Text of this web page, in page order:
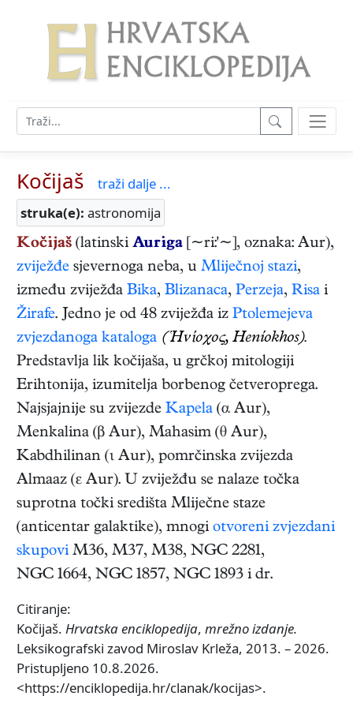
Kočijaš
traži dalje ...
struka(e): astronomija
Kočijaš (latinski Auriga [∼ri:'∼], oznaka: Aur),
zviježđe sjevernoga neba, u Mliječnoj stazi,
između zviježđa Bika, Blizanaca, Perzeja, Risa i
Žirafe. Jedno je od 48 zviježđa iz Ptolemejeva
zvjezdanoga kataloga (Ἡνίοχος, Heníokhos).
Predstavlja lik kočijaša, u grčkoj mitologiji
Erihtonija, izumitelja borbenog četveroprega.
Najsjajnije su zvijezde Kapela (α Aur),
Menkalina (β Aur), Mahasim (θ Aur),
Kabdhilinan (ι Aur), pomrčinska zvijezda
Almaaz (ε Aur). U zviježđu se nalaze točka
suprotna točki središta Mliječne staze
(anticentar galaktike), mnogi otvoreni zvjezdani
skupovi M36, M37, M38, NGC 2281,
NGC 1664, NGC 1857, NGC 1893 i dr.
Citiranje:
Kočijaš. Hrvatska enciklopedija, mrežno izdanje.
Leksikografski zavod Miroslav Krleža, 2013. – 2026.
Pristupljeno 10.8.2026.
<https://enciklopedija.hr/clanak/kocijas>.